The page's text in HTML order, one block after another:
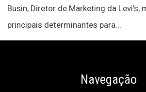
Busin, Diretor de Marketing da Levi’s,
principais determinantes para...
Navegação